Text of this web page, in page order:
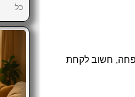
חשוב לקחת
כל